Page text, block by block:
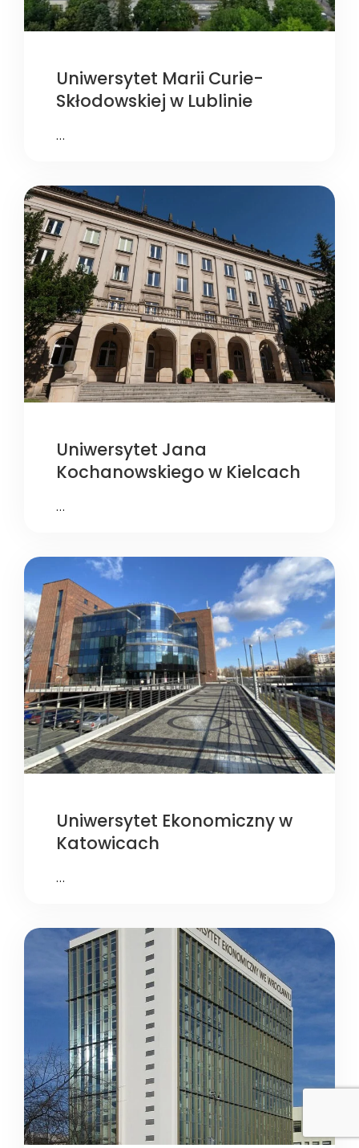
Uniwersytet Marii Curie-
Skłodowskiej w Lublinie
…
Uniwersytet Jana
Kochanowskiego w Kielcach
…
Uniwersytet Ekonomiczny w
Katowicach
…